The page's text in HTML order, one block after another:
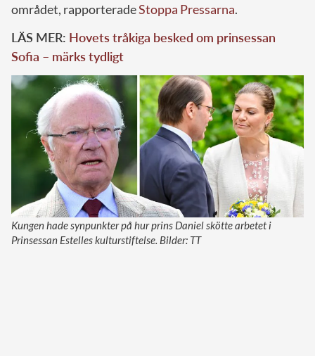
området, rapporteradeStoppa Pressarna.
LÄS MER: Hovets tråkiga besked om prinsessan
Sofia – märks tydligt
Kungen hade synpunkter på hur prins Daniel skötte arbetet i
Prinsessan Estelles kulturstiftelse. Bilder: TT